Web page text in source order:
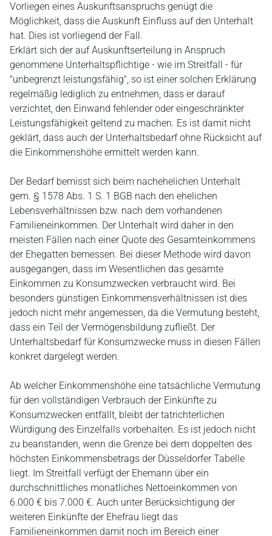
Vorliegen eines Auskunftsanspruchs genügt die
Möglichkeit, dass die Auskunft Einfluss auf den Unterhalt
hat. Dies ist vorliegend der Fall.
Erklärt sich der auf Auskunftserteilung in Anspruch
genommene Unterhaltspflichtige - wie im Streitfall - für
"unbegrenzt leistungsfähig", so ist einer solchen Erklärung
regelmäßig lediglich zu entnehmen, dass er darauf
verzichtet, den Einwand fehlender oder eingeschränkter
Leistungsfähigkeit geltend zu machen. Es ist damit nicht
geklärt, dass auch der Unterhaltsbedarf ohne Rücksicht auf
die Einkommenshöhe ermittelt werden kann.
Der Bedarf bemisst sich beim nachehelichen Unterhalt
gem. § 1578 Abs. 1 S. 1 BGB nach den ehelichen
Lebensverhältnissen bzw. nach dem vorhandenen
Familieneinkommen. Der Unterhalt wird daher in den
meisten Fällen nach einer Quote des Gesamteinkommens
der Ehegatten bemessen. Bei dieser Methode wird davon
ausgegangen, dass im Wesentlichen das gesamte
Einkommen zu Konsumzwecken verbraucht wird. Bei
besonders günstigen Einkommensverhältnissen ist dies
jedoch nicht mehr angemessen, da die Vermutung besteht,
dass ein Teil der Vermögensbildung zufließt. Der
Unterhaltsbedarf für Konsumzwecke muss in diesen Fällen
konkret dargelegt werden.
Ab welcher Einkommenshöhe eine tatsächliche Vermutung
für den vollständigen Verbrauch der Einkünfte zu
Konsumzwecken entfällt, bleibt der tatrichterlichen
Würdigung des Einzelfalls vorbehalten. Es ist jedoch nicht
zu beanstanden, wenn die Grenze bei dem doppelten des
höchsten Einkommensbetrags der Düsseldorfer Tabelle
liegt. Im Streitfall verfügt der Ehemann über ein
durchschnittliches monatliches Nettoeinkommen von
6.000 € bis 7.000 €. Auch unter Berücksichtigung der
weiteren Einkünfte der Ehefrau liegt das
Familieneinkommen damit noch im Bereich einer